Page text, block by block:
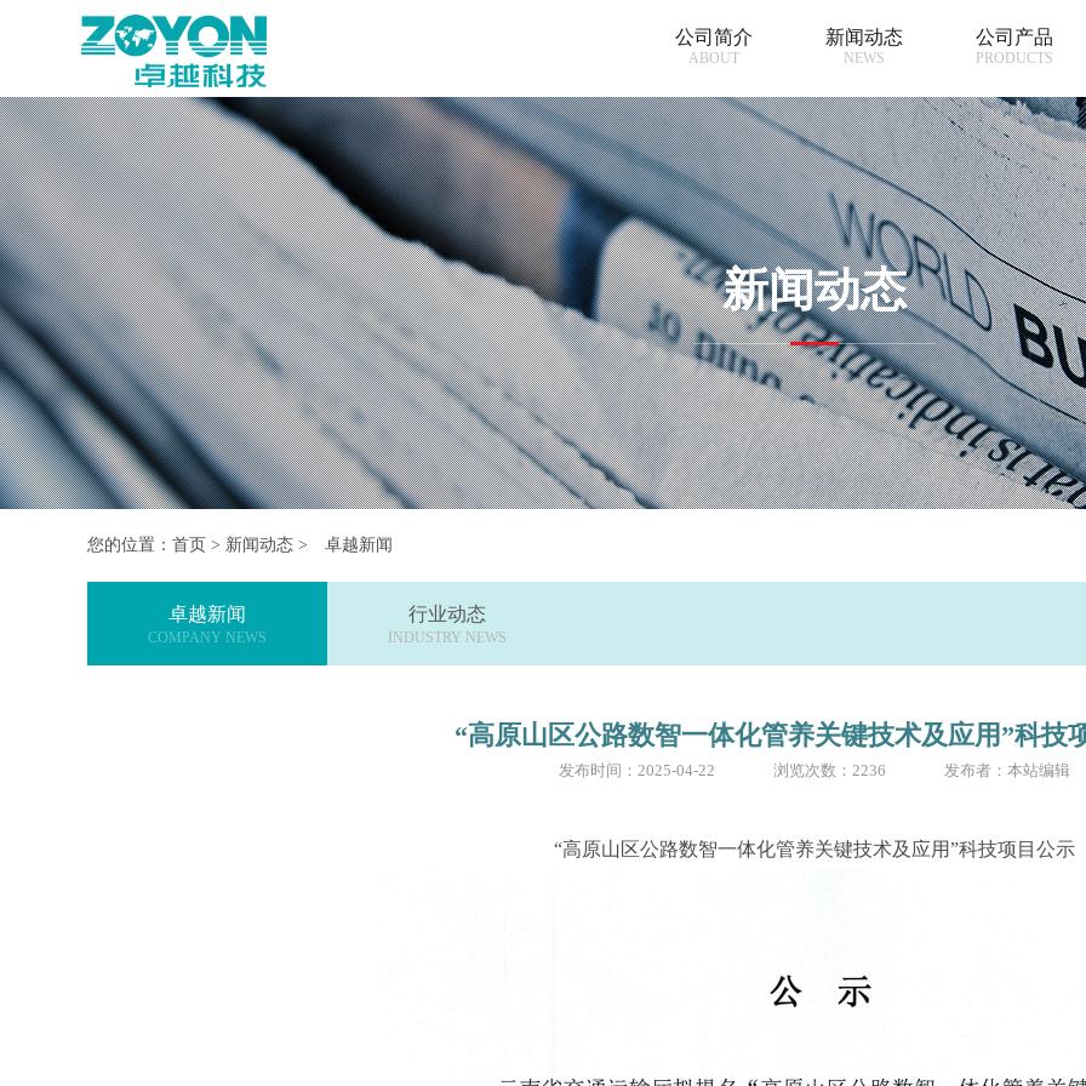
公司简介
ABOUT
新闻动态
NEWS
公司产品
PRODUCTS
新闻动态
您的位置： 首页 > 新闻动态 > 卓越新闻
卓越新闻
COMPANY NEWS
行业动态
INDUSTRY NEWS
“高原山区公路数智一体化管养关键技术及应用”科技
发布时间：2025-04-22 浏览次数：2236 发布者：本站编辑
“高原山区公路数智一体化管养关键技术及应用”科技项目公示